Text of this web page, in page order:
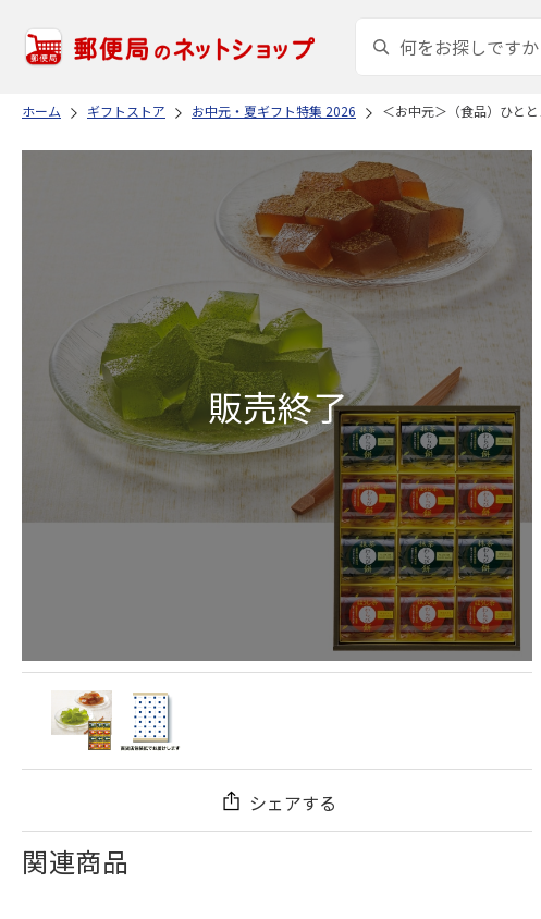
ホーム ギフトストア お中元・夏ギフト特集 2026 ＜お中元＞（食品）ひと
シェアする
関連商品